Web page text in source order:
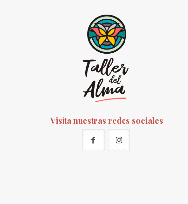
Visita nuestras redes sociales